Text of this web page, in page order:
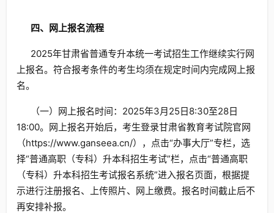
四、网上报名流程
2025年甘肃省普通专升本统一考试招生工作继续实行网
上报名。符合报考条件的考生均须在规定时间内完成网上报
名。
（一）网上报名时间：2025年3月25日8:30至28日
18:00。网上报名开始后，考生登录甘肃省教育考试院官网
（https://www.ganseea.cn/），点击“办事大厅”专栏，选
择“普通高职（专科）升本科招生考试”栏，点击“普通高职
（专科）升本科招生考试报名系统”进入报名页面，根据提
示进行注册报名、上传照片、网上缴费。报名时间截止后不
再安排补报。